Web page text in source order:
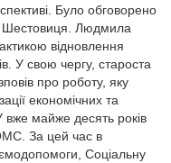
Було обговорено
Шестовиця. Людмила
відновлення
У свою чергу, староста
про роботу, яку
економічних та
вже майже десять років
За цей час в
Соціальну